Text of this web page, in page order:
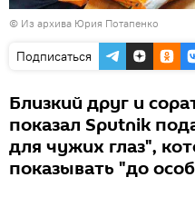
© Из архива Юрия Потапенко
Подписаться
Близкий друг и
показал Sputnik
для чужих глаз",
показывать "до